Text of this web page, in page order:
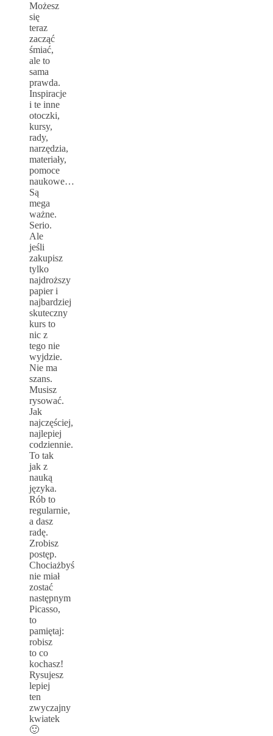
Możesz
się
teraz
zacząć
śmiać,
ale to
sama
prawda.
Inspiracje
i te inne
otoczki,
kursy,
rady,
narzędzia,
materiały,
pomoce
naukowe…
Są
mega
ważne.
Serio.
Ale
jeśli
zakupisz
tylko
najdroższy
papier i
najbardziej
skuteczny
kurs to
nic z
tego nie
wyjdzie.
Nie ma
szans.
Musisz
rysować.
Jak
najczęściej,
najlepiej
codziennie.
To tak
jak z
nauką
języka.
Rób to
regularnie,
a dasz
radę.
Zrobisz
postęp.
Chociażbyś
nie miał
zostać
następnym
Picasso,
to
pamiętaj:
robisz
to co
kochasz!
Rysujesz
lepiej
ten
zwyczajny
kwiatek
🙂